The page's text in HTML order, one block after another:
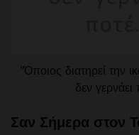
"Όποιος διατηρεί την
δεν
Σαν Σήμερα στον